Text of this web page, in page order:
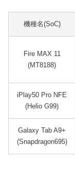
機種名(SoC)
Fire MAX 11
(MT8188)
iPlay50 Pro NFE
(Helio G99)
Galaxy Tab A9+
(Snapdragon695)